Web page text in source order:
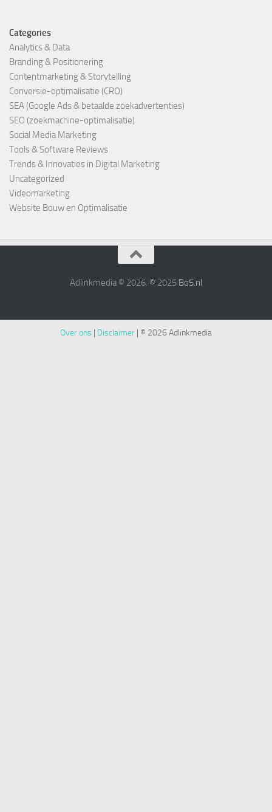
Categories
Analytics & Data
Branding & Positionering
Contentmarketing & Storytelling
Conversie-optimalisatie (CRO)
SEA (Google Ads & betaalde zoekadvertenties)
SEO (zoekmachine-optimalisatie)
Social Media Marketing
Tools & Software Reviews
Trends & Innovaties in Digital Marketing
Uncategorized
Videomarketing
Website Bouw en Optimalisatie
Adlinkmedia © 2026. © 2025 Bo5.nl
Over ons | Disclaimer | © 2026 Adlinkmedia